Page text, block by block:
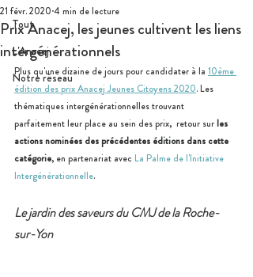
Tout
L'Anacej
Notre réseau
Prix Anacej, les jeunes cultivent les liens
intergénérationnels
21 févr. 2020 4 min de lecture
Plus qu'une dizaine de jours pour candidater à la 10ème
édition des prix Anacej Jeunes Citoyens 2020. Les
thématiques intergénérationnelles trouvant
parfaitement leur place au sein des prix,  retour sur les
actions nominées des précédentes éditions dans cette
catégorie, en partenariat avec La Palme de l'Initiative
Intergénérationnelle.
Le jardin des saveurs du CMJ de la Roche-
sur-Yon